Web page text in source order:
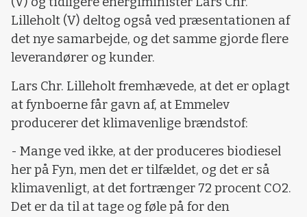
Lilleholt (V) deltog også ved præsentationen af
det nye samarbejde, og det samme gjorde flere
leverandører og kunder.
Lars Chr. Lilleholt fremhævede, at det er oplagt
at fynboerne får gavn af, at Emmelev
producerer det klimavenlige brændstof:
- Mange ved ikke, at der produceres biodiesel
her på Fyn, men det er tilfældet, og det er så
klimavenligt, at det fortrænger 72 procent CO2.
Det er da til at tage og føle på for den